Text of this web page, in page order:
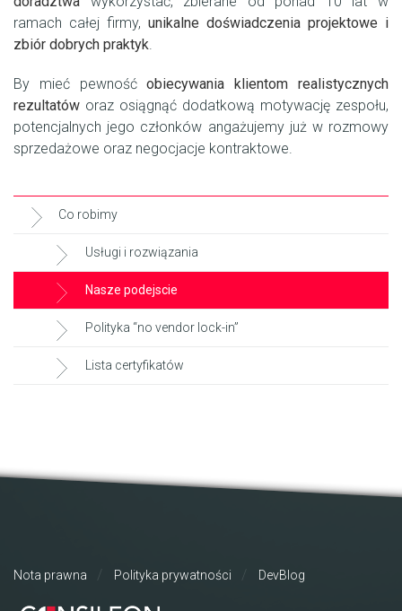
ramach całej firmy, unikalne doświadczenia projektowe i
zbiór dobrych praktyk.
By mieć pewnośćobiecywania klientom realistycznych
rezultatów oraz osiągnąć dodatkową motywację zespołu,
potencjalnych jego członków angażujemy już w rozmowy
sprzedażowe oraz negocjacje kontraktowe.
Co robimy
Usługi i rozwiązania
Nasze podejscie
Polityka “no vendor lock-in”
Lista certyfikatów
Nota prawna Polityka prywatności DevBlog